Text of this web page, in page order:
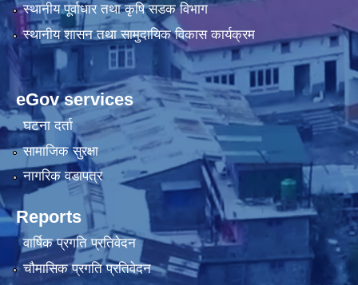
स्थानीय पूर्वाधार तथा कृषि सडक विभाग
स्थानीय शासन तथा सामुदायिक विकास कार्यक्रम
eGov services
घटना दर्ता
सामाजिक सुरक्षा
नागरिक वडापत्र
Reports
वार्षिक प्रगति प्रतिवेदन
चौमासिक प्रगति प्रतिवेदन